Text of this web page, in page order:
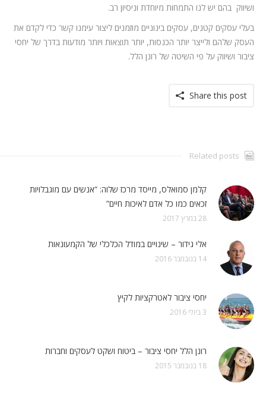
ושיווק בהם יש לנו התמחות מיוחדת וניסיון רב.
בעלי עסקים קטנים, עסקים בינוניים מוזמנים ליצור עימנו קשר כדי לקדם את
העסק שלהם ולייצר יותר הכנסות, יותר תוצאות ויותר מודעות בדרך של יחסי
ציבור ושיווק על פי השיטה של רונן הלל.
Share this post
Related posts
קלמן סמואלס, מייסד מרכז שלוה: “אנשים עם מוגבלויות
זכאים כמו כל אדם לאיכות חיים”
28 במרץ 2017
אלי גידור – שינויים במודל הכלכלי של הקמעונאות
14 בנובמבר 2016
יחסי ציבור לאטרקציות לקיץ
3 ביולי 2016
רונן הלל יחסי ציבור – ביטוח ושקט לעסקים וחברות
18 בנובמבר 2015